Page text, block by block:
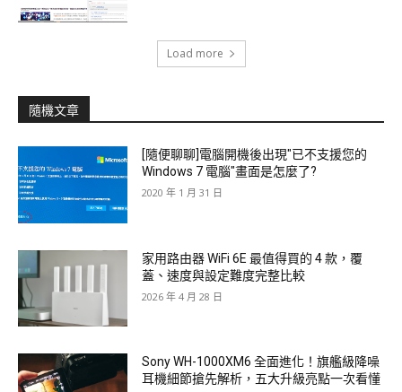
Load more
隨機文章
[隨便聊聊]電腦開機後出現"已不支援您的
Windows 7 電腦"畫面是怎麼了?
2020 年 1 月 31 日
家用路由器 WiFi 6E 最值得買的 4 款，覆
蓋、速度與設定難度完整比較
2026 年 4 月 28 日
Sony WH-1000XM6 全面進化！旗艦級降噪
耳機細節搶先解析，五大升級亮點一次看懂